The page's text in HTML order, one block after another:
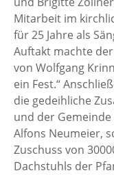
Mitarbeit im
für 25 Jahre als
Auftakt machte
von Wolfgang
ein Fest.“
die gedeihliche
und der
Alfons Neumeier,
Zuschuss von
Dachstuhls der